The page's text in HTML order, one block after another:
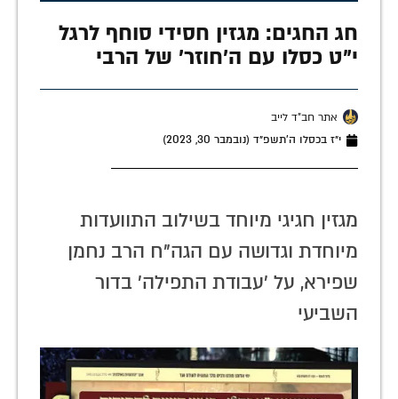
חג החגים: מגזין חסידי סוחף לרגל
י"ט כסלו עם ה'חוזר' של הרבי
אתר חב"ד לייב
י״ז בכסלו ה׳תשפ״ד (נובמבר 30, 2023)
מגזין חגיגי מיוחד בשילוב התוועדות
מיוחדת וגדושה עם הגה"ח הרב נחמן
שפירא, על 'עבודת התפילה' בדור
השביעי